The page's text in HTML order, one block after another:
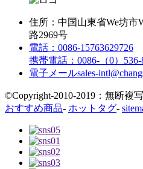
住所： 中国山東省We坊市
路2969号
電話： 0086-15763629726
携帯電話： 0086-（0）536-
電子メールsales-
©Copyright-2010-2019：無断複
おすすめ商品- ホットタグ-